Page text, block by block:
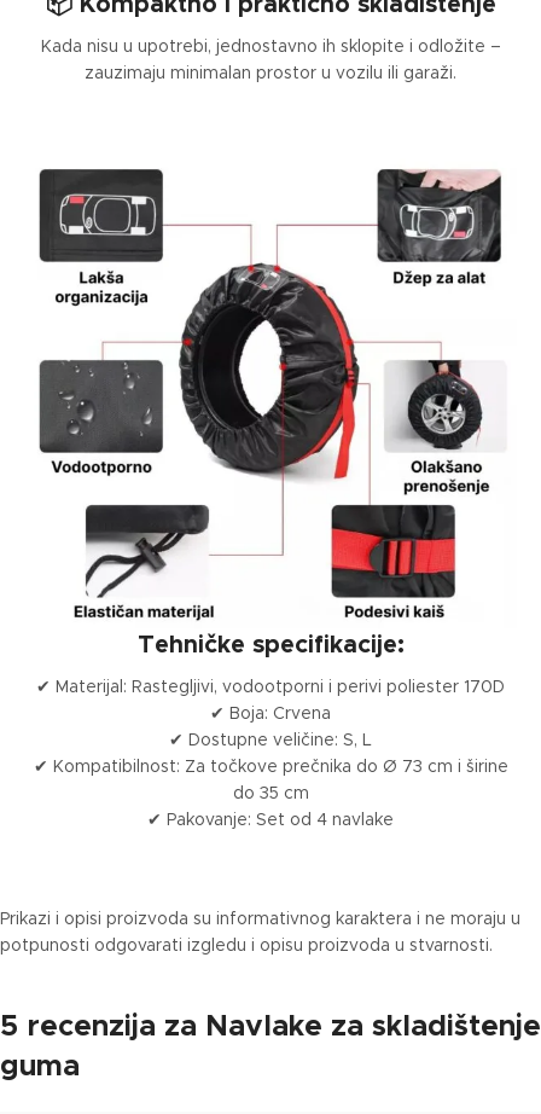
📦 Kompaktno i praktično skladištenje
Kada nisu u upotrebi, jednostavno ih sklopite i odložite –
zauzimaju minimalan prostor u vozilu ili garaži.
Tehničke specifikacije:
✔ Materijal: Rastegljivi, vodootporni i perivi poliester 170D
✔ Boja: Crvena
✔ Dostupne veličine: S, L
✔ Kompatibilnost: Za točkove prečnika do Ø 73 cm i širine
do 35 cm
✔ Pakovanje: Set od 4 navlake
Prikazi i opisi proizvoda su informativnog karaktera i ne moraju u
potpunosti odgovarati izgledu i opisu proizvoda u stvarnosti.
5 recenzija za Navlake za skladištenje
guma